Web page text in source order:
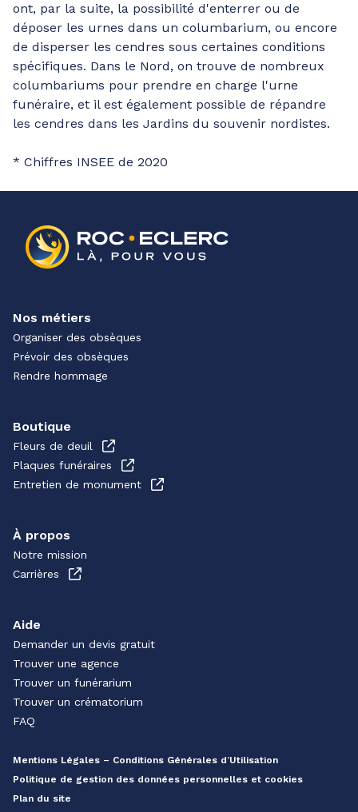
ont, par la suite, la possibilité d'enterrer ou de
déposer les urnes dans un columbarium, ou encore
de disperser les cendres sous certaines conditions
spécifiques. Dans le Nord, on trouve de nombreux
columbariums pour prendre en charge l'urne
funéraire, et il est également possible de répandre
les cendres dans les Jardins du souvenir nordistes.
* Chiffres INSEE de 2020
Nos métiers
Organiser des obsèques
Prévoir des obsèques
Rendre hommage
Boutique
Fleurs de deuil
Plaques funéraires
Entretien de monument
À propos
Notre mission
Carrières
Aide
Demander un devis gratuit
Trouver une agence
Trouver un funérarium
Trouver un crématorium
FAQ
Mentions Légales – Conditions Générales d’Utilisation
Politique de gestion des données personnelles et cookies
Plan du site